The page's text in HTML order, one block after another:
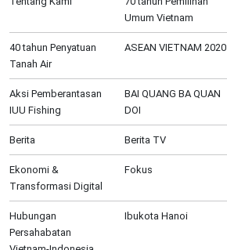
Umum Vietnam
40 tahun Penyatuan
Tanah Air
ASEAN VIETNAM 2020
Aksi Pemberantasan
IUU Fishing
BAI QUANG BA QUAN
DOI
Berita Berita TV
Ekonomi &
Transformasi Digital
Fokus
Hubungan
Persahabatan
Ibukota Hanoi